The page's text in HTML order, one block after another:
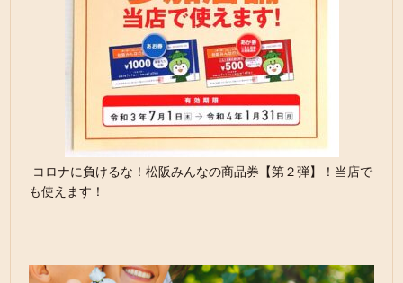
コロナに負けるな！松阪みんなの商品券【第２弾】！当店で
も使えます！